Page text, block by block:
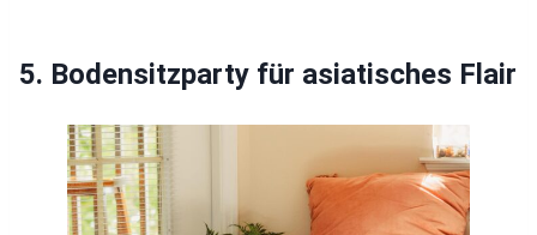
5. Bodensitzparty für asiatisches Flair